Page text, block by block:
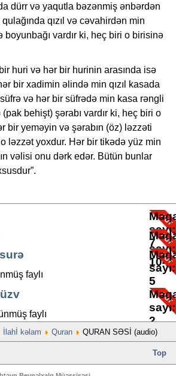
dürr və yaqutla bəzənmiş ənbərdən
qızıl və cəvahirdən min
boyunbağı vardır ki, heç biri o birisinə
huri və hər bir hurinin arasında isə
bir xadimin əlində min qızıl kasada
və hər bir süfrədə min kasa rəngli
behişt) şərabı vardır ki, heç biri o
bir yeməyin və şərabın (öz) ləzzəti
ləzzət yoxdur. Hər bir tikədə yüz min
vəlisi onu dərk edər. Bütün bunlar
7
104
5
faylı
2
faylı
İlahİ kəlam Quran QURAN SƏSİ (audio)
Top